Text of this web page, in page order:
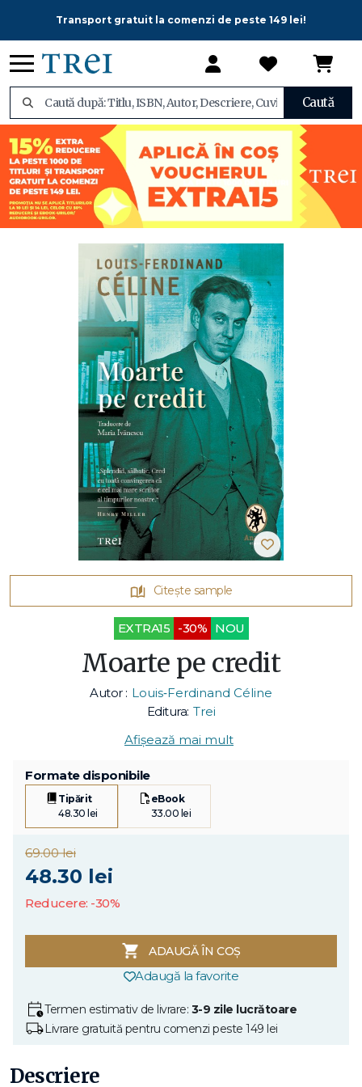
Transport gratuit la comenzi de peste 149 lei!
Caută
Citește sample
EXTRA15 -30% NOU
Moarte pe credit
Autor : Louis‑Ferdinand Céline
Editura: Trei
Afișează mai mult
Formate disponibile
Tipărit
48.30 lei
eBook
33.00 lei
69.00 lei
48.30 lei
Reducere: -30%
ADAUGĂ ÎN COȘ
Adaugă la favorite
Termen estimativ de livrare: 3-9 zile lucrătoare
Livrare gratuită pentru comenzi peste 149 lei
Descriere